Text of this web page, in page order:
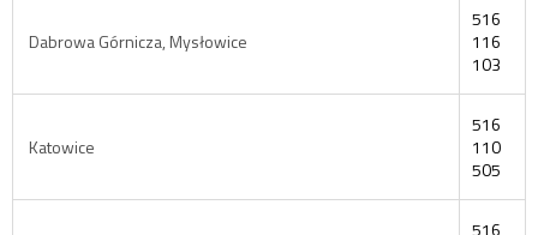
Dabrowa Górnicza, Mysłowice
516
116
103
Katowice
516
110
505
516